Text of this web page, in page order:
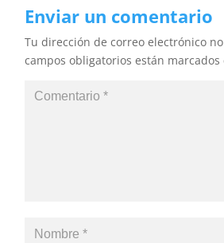
Enviar un comentario
Tu dirección de correo electrónico
campos obligatorios están